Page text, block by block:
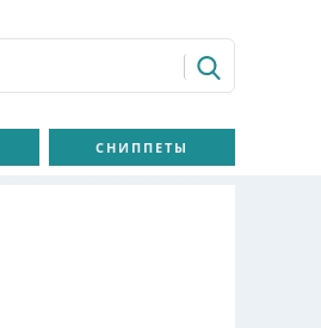
СНИППЕТЫ